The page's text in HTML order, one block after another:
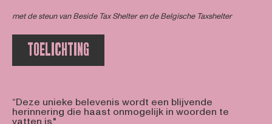
TOELICHTING
met de steun vanBeside Tax Shelteren de Belgische Taxshelter
“Deze unieke belevenis wordt een blijvende
herinnering die haast onmogelijk in woorden te
vatten is."